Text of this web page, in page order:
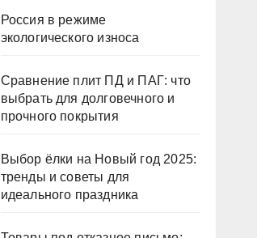
Россия в режиме
экологического износа
Сравнение плит ПД и ПАГ: что
выбрать для долговечного и
прочного покрытия
Выбор ёлки на Новый год 2025:
тренды и советы для
идеального праздника